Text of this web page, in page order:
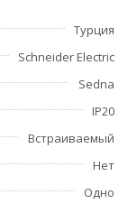
Турция
Schneider Electric
Sedna
IP20
Встраиваемый
Нет
Одно